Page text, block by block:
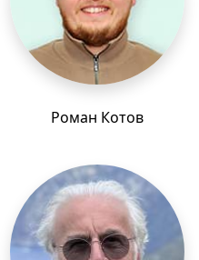
Роман Котов